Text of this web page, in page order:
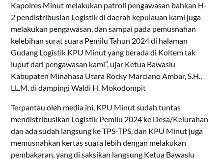
Kapolres Minut melakukan patroli pengawasan bahkan H-
2 pendistribusian Logistik di daerah kepulauan kami juga
melakukan pengawasan, dan sampai pada pemusnahan
kelebihan surat suara Pemilu Tahun 2024 di halaman
Gudang Logistik KPU Minut yang berada di Koltem tak
luput dari pengawasan kami”, ujar Ketua Bawaslu
Kabupaten Minahasa Utara Rocky Marciano Ambar, S.H.,
LL.M. di dampingi Waldi H. Mokodompit
Terpantau oleh media ini, KPU Minut sudah tuntas
mendistribusikan Logistik Pemilu 2024 ke Desa/Kelurahan
dan ada sudah langsung ke TPS-TPS, dan KPU Minut juga
memusnahkan kertas suara lebih dengan melakukan
pembakaran, yang di saksikan langsung Ketua Bawaslu